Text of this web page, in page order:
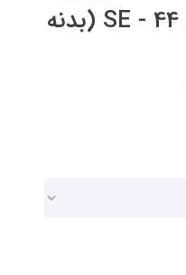
ساعت هوشمند اپل 44 - SE (بدنه